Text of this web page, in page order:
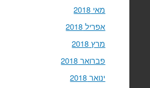
מאי 2018
אפריל 2018
מרץ 2018
פברואר 2018
ינואר 2018